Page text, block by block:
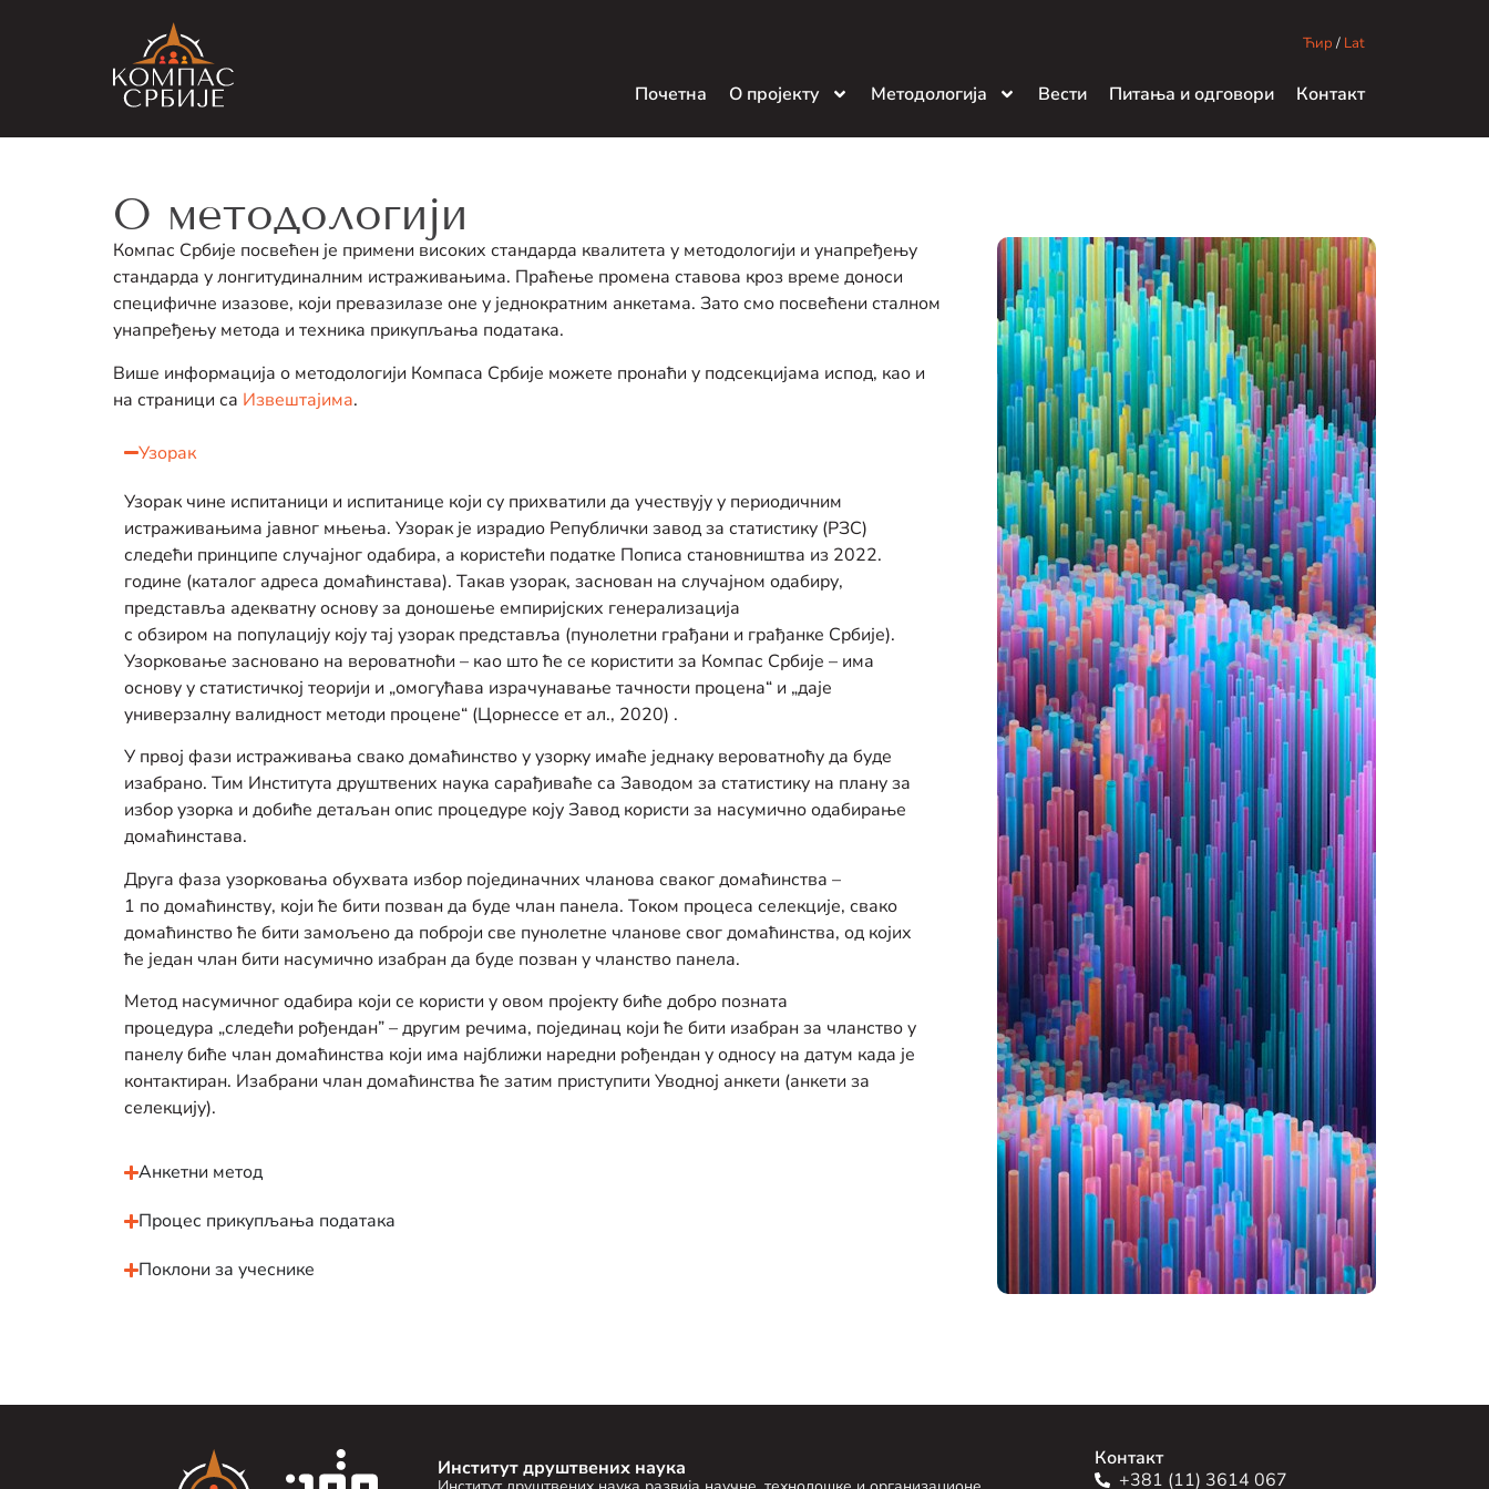
Ћир / Lat
Почетна О пројекту Методологија Вести Питања и одговори Контакт
О методологији
Компас Србије посвећен је примени високих стандарда квалитета у методологији и унапређењу
стандарда у лонгитудиналним истраживањима. Праћење промена ставова кроз време доноси
специфичне изазове, који превазилазе оне у једнократним анкетама. Зато смо посвећени сталном
унапређењу метода и техника прикупљања података.
Више информација о методологији Компаса Србије можете пронаћи у подсекцијама испод, као и
на страници са Извештајима.
Узорак
Узорак чине испитаници и испитанице који су прихватили да учествују у периодичним
истраживањима јавног мњења. Узорак је израдио Републички завод за статистику (РЗС)
следећи принципе случајног одабира, а користећи податке Пописа становништва из 2022.
године (каталог адреса домаћинстава). Такав узорак, заснован на случајном одабиру,
представља адекватну основу за доношење емпиријских генерализација
с обзиром на популацију коју тај узорак представља (пунолетни грађани и грађанке Србије).
Узорковање засновано на вероватноћи – као што ће се користити за Компас Србије – има
основу у статистичкој теорији и „омогућава израчунавање тачности процена“ и „даје
универзалну валидност методи процене“ (Цорнессе ет ал., 2020) .
У првој фази истраживања свако домаћинство у узорку имаће једнаку вероватноћу да буде
изабрано. Тим Института друштвених наука сарађиваће са Заводом за статистику на плану за
избор узорка и добиће детаљан опис процедуре коју Завод користи за насумично одабирање
домаћинстава.
Друга фаза узорковања обухвата избор појединачних чланова сваког домаћинства –
1 по домаћинству, који ће бити позван да буде члан панела. Током процеса селекције, свако
домаћинство ће бити замољено да поброји све пунолетне чланове свог домаћинства, од којих
ће један члан бити насумично изабран да буде позван у чланство панела.
Метод насумичног одабира који се користи у овом пројекту биће добро позната
процедура „следећи рођендан” – другим речима, појединац који ће бити изабран за чланство у
панелу биће члан домаћинства који има најближи наредни рођендан у односу на датум када је
контактиран. Изабрани члан домаћинства ће затим приступити Уводној анкети (анкети за
селекцију).
Анкетни метод
Процес прикупљања података
Поклони за учеснике
Институт друштвених наука
Контакт
+381 (11) 3614 067